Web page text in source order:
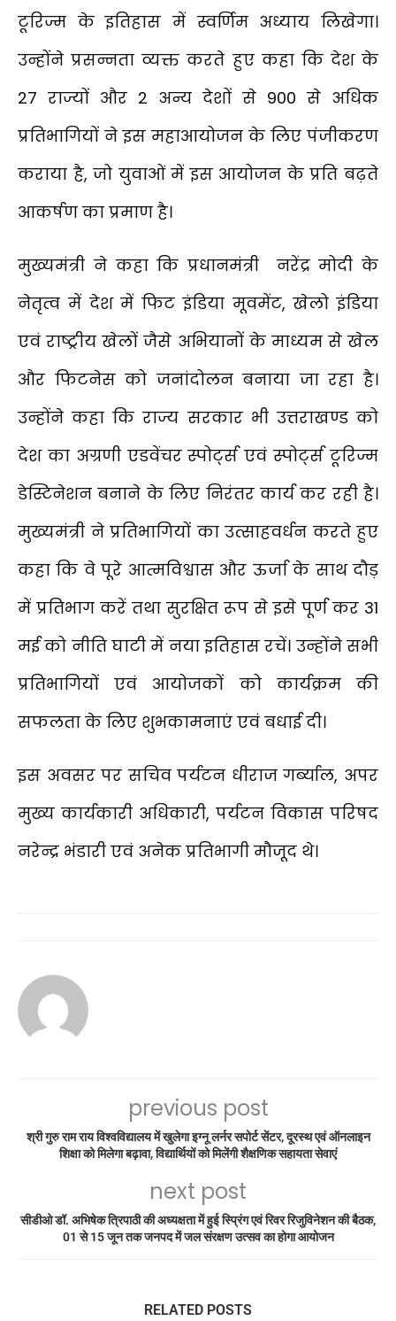
टूरिज्म के इतिहास में स्वर्णिम अध्याय लिखेगा।
उन्होंने प्रसन्नता व्यक्त करते हुए कहा कि देश के
27 राज्यों और 2 अन्य देशों से 900 से अधिक
प्रतिभागियों ने इस महाआयोजन के लिए पंजीकरण
कराया है, जो युवाओं में इस आयोजन के प्रति बढ़ते
आकर्षण का प्रमाण है।
मुख्यमंत्री ने कहा कि प्रधानमंत्री नरेंद्र मोदी के
नेतृत्व में देश में फिट इंडिया मूवमेंट, खेलो इंडिया
एवं राष्ट्रीय खेलों जैसे अभियानों के माध्यम से खेल
और फिटनेस को जनांदोलन बनाया जा रहा है।
उन्होंने कहा कि राज्य सरकार भी उत्तराखण्ड को
देश का अग्रणी एडवेंचर स्पोर्ट्स एवं स्पोर्ट्स टूरिज्म
डेस्टिनेशन बनाने के लिए निरंतर कार्य कर रही है।
मुख्यमंत्री ने प्रतिभागियों का उत्साहवर्धन करते हुए
कहा कि वे पूरे आत्मविश्वास और ऊर्जा के साथ दौड़
में प्रतिभाग करें तथा सुरक्षित रूप से इसे पूर्ण कर 31
मई को नीति घाटी में नया इतिहास रचें। उन्होंने सभी
प्रतिभागियों एवं आयोजकों को कार्यक्रम की
सफलता के लिए शुभकामनाएं एवं बधाई दी।
इस अवसर पर सचिव पर्यटन धीराज गर्ब्याल, अपर
मुख्य कार्यकारी अधिकारी, पर्यटन विकास परिषद
नरेन्द्र भंडारी एवं अनेक प्रतिभागी मौजूद थे।
previous post
श्री गुरु राम राय विश्वविद्यालय में खुलेगा इग्नू लर्नर सपोर्ट सेंटर, दूरस्थ एवं ऑनलाइन
शिक्षा को मिलेगा बढ़ावा, विद्यार्थियों को मिलेंगी शैक्षणिक सहायता सेवाएं
next post
सीडीओ डॉ. अभिषेक त्रिपाठी की अध्यक्षता में हुई स्प्रिंग एवं रिवर रिजुविनेशन की बैठक,
01 से 15 जून तक जनपद में जल संरक्षण उत्सव का होगा आयोजन
RELATED POSTS